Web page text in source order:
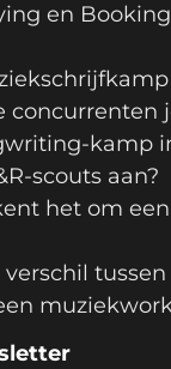
en
concurrenten
kamp
scouts aan?
het om